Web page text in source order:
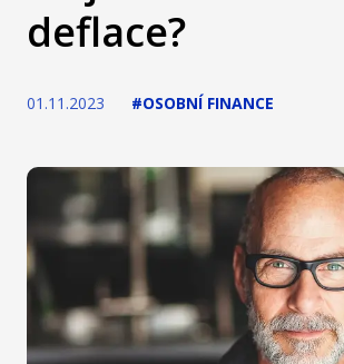
deflace?
01.11.2023 #OSOBNÍ FINANCE